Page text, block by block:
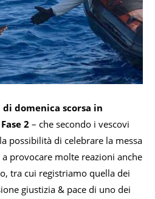
domenica scorsa in
2 – che secondo i vescovi
la possibilità di celebrare la messa
provocare molte reazioni anche
tra cui registriamo quella dei
giustizia & pace di uno dei